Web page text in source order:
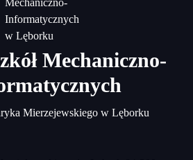
Mechaniczno-
Mierzejewskiego w Lęborku